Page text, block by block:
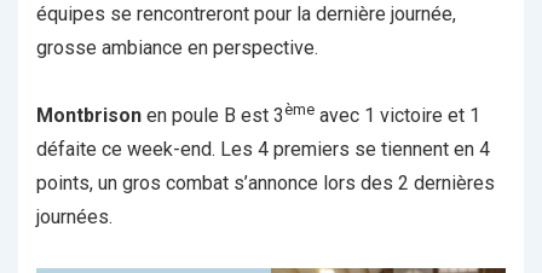
équipes se rencontreront pour la dernière journée,
grosse ambiance en perspective.
Montbrison en poule B est 3ème avec 1 victoire et 1
défaite ce week-end. Les 4 premiers se tiennent en 4
points, un gros combat s’annonce lors des 2 dernières
journées.